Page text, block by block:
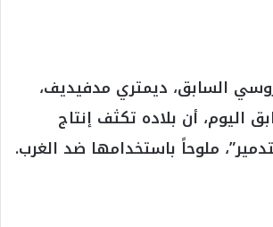
السابق، ديمتري مدفيديف،
اليوم، أن بلاده تكثف إنتاج
ملوحاً باستخدامها ضد الغرب.